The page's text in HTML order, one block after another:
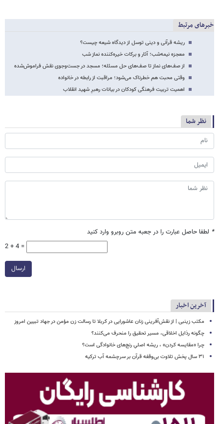
خبرهای مرتبط
ریشه قرآنی و دینی توسل از دیدگاه شیعه چیست؟
معجزه نیمه‌شب؛ آثار و برکات خیره‌کننده نماز شب
از صف‌های نماز تا صف‌های حل مسئله؛ مسجد در جست‌وجوی نقش فراموش‌شده
وقتی محبت هم خطرناک می‌شود؛ مراقبت از رابطه در خانواده
اهمیت تربیت فرهنگی کودکان در بیانات رهبرِ شهید انقلاب
نظر شما
* لطفا حاصل عبارت را در جعبه متن روبرو وارد کنید
2 + 4 =
ارسال
آخرین اخبار
مکتب زینبی | از نقش‌آفرینی زنان عاشورایی در کربلا تا رسالت زن مؤمن در جهاد تبیین امروز
چگونه رذایل اخلاقی، مسیر تحقیق را منحرف می‌کنند؟
چرا «مقایسه کردن» ، ریشه اصلیِ رنج‌های خانوادگی است؟
۳۱ سال پخش تلاوت بی‌وقفه قرآن بر سرچشمه آب ترکیه